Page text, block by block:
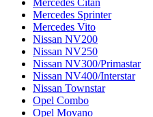
Mercedes Sprinter
Mercedes Vito
Nissan NV200
Nissan NV250
Nissan NV300/Primastar
Nissan NV400/Interstar
Nissan Townstar
Opel Combo
Opel Movano